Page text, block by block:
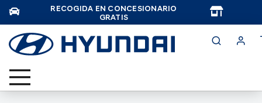
RECOGIDA EN CONCESIONARIO
GRATIS